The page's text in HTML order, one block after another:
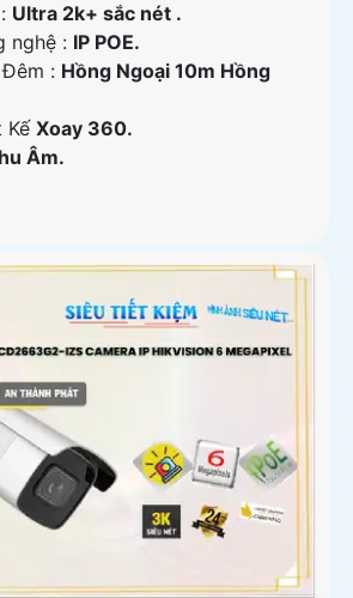
Ultra 2k+ sắc nét .
nghệ : IP POE.
: Hồng Ngoại 10m Hồng
Kế Xoay 360.
Âm.